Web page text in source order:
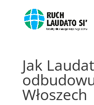
Jak
Włoszech